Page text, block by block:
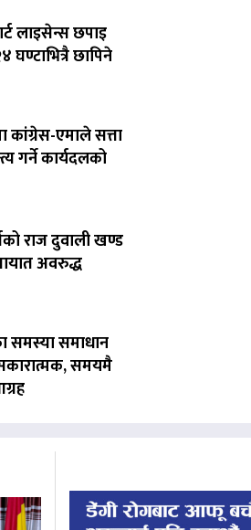
लाइसेन्स छपाइ
घण्टाभित्रै छापिने
कांग्रेस-एमाले सत्ता
गर्ने कार्यदलको
राज दुवाली खण्ड
अवरुद्ध
समस्या समाधान
समयमै